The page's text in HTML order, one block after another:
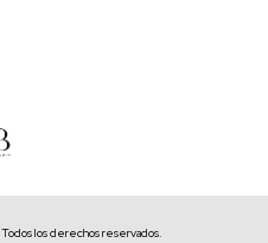
los derechos reservados.